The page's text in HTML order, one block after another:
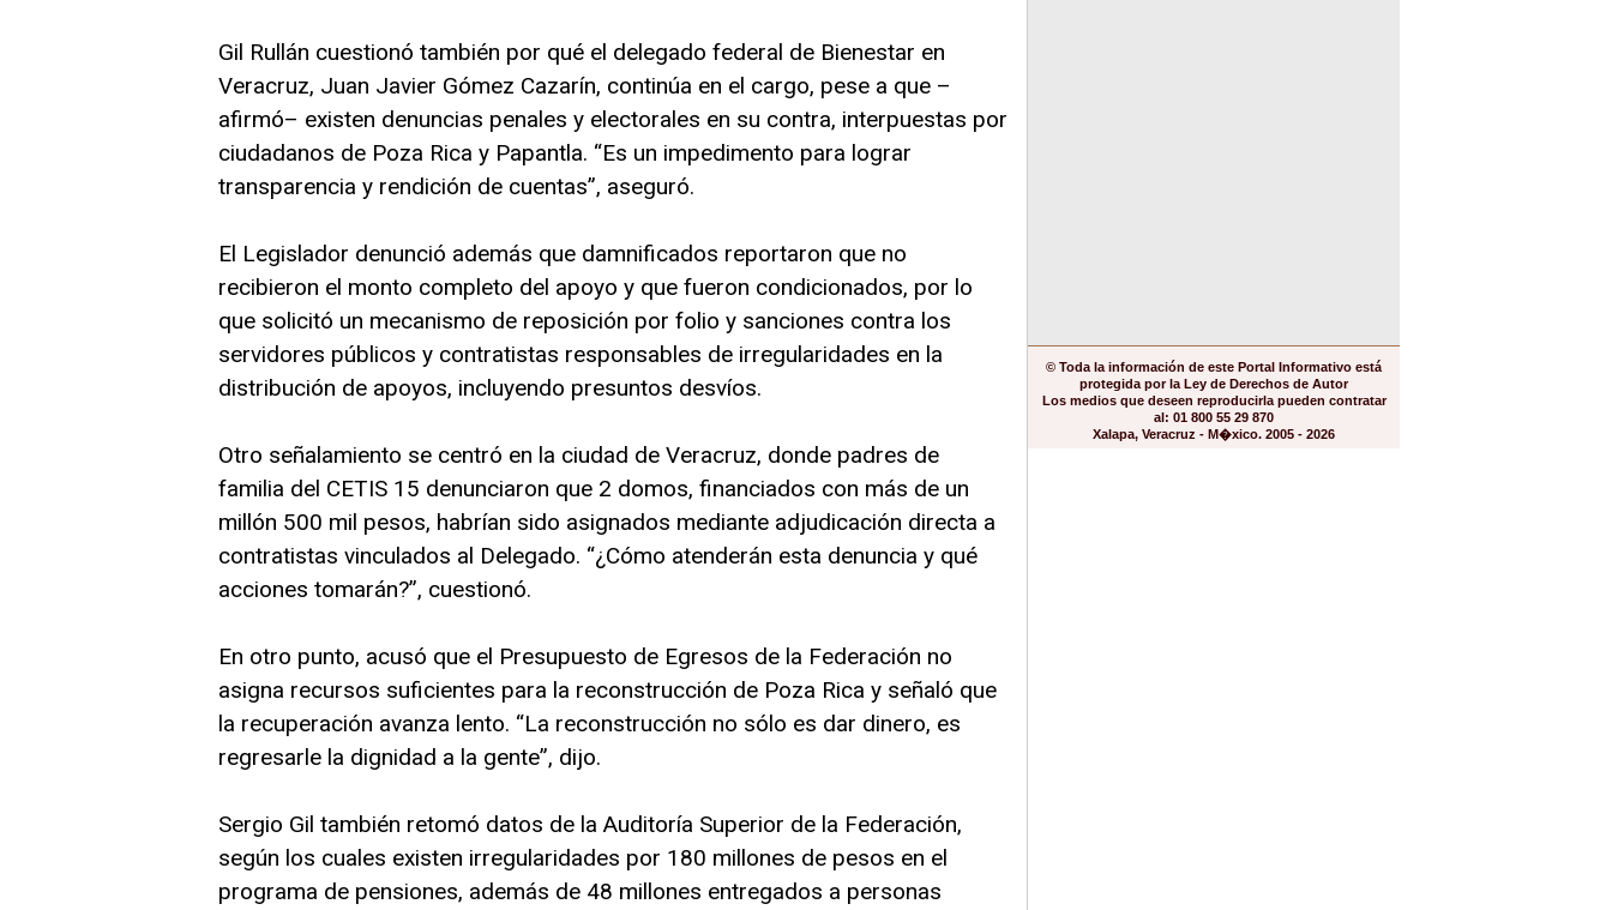
Gil Rullán cuestionó también por qué el delegado federal de Bienestar en
Veracruz, Juan Javier Gómez Cazarín, continúa en el cargo, pese a que –
afirmó– existen denuncias penales y electorales en su contra, interpuestas por
ciudadanos de Poza Rica y Papantla. “Es un impedimento para lograr
transparencia y rendición de cuentas”, aseguró.
El Legislador denunció además que damnificados reportaron que no
recibieron el monto completo del apoyo y que fueron condicionados, por lo
que solicitó un mecanismo de reposición por folio y sanciones contra los
servidores públicos y contratistas responsables de irregularidades en la
distribución de apoyos, incluyendo presuntos desvíos.
Otro señalamiento se centró en la ciudad de Veracruz, donde padres de
familia del CETIS 15 denunciaron que 2 domos, financiados con más de un
millón 500 mil pesos, habrían sido asignados mediante adjudicación directa a
contratistas vinculados al Delegado. “¿Cómo atenderán esta denuncia y qué
acciones tomarán?”, cuestionó.
En otro punto, acusó que el Presupuesto de Egresos de la Federación no
asigna recursos suficientes para la reconstrucción de Poza Rica y señaló que
la recuperación avanza lento. “La reconstrucción no sólo es dar dinero, es
regresarle la dignidad a la gente”, dijo.
Sergio Gil también retomó datos de la Auditoría Superior de la Federación,
según los cuales existen irregularidades por 180 millones de pesos en el
programa de pensiones, además de 48 millones entregados a personas
© Toda la información de este Portal Informativo está
protegida por la Ley de Derechos de Autor
Los medios que deseen reproducirla pueden contratar
al: 01 800 55 29 870
Xalapa, Veracruz - M�xico. 2005 - 2026